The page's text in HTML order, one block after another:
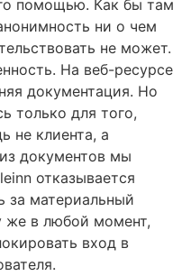
помощью. Как бы там
ни о чем
не может.
На веб-ресурсе
документация. Но
только для того,
не клиента, а
документов мы
отказывается
за материальный
же в любой момент,
вход в